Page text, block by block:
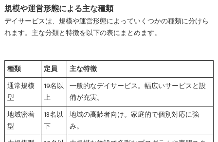
規模や運営形態による主な種類
デイサービスは、規模や運営形態によっていくつかの種類に分けら
れます。主な分類と特徴を以下の表にまとめます。
種類 定員
主な特徴
通常規模
型
19名以
上
一般的なデイサービス。幅広いサービスと設
備が充実。
地域密着
型
18名以
下
地域の高齢者向け。家庭的で個別対応に強
み。